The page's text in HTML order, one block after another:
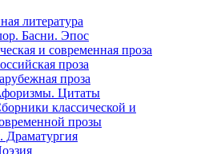
литература
Басни. Эпос
и современная проза
проза
проза
Цитаты
классической и
прозы
Драматургия